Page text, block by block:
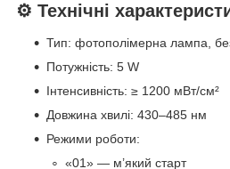
⚙️ Технічні
Тип: фотополімерна лампа,
Потужність: 5 W
Інтенсивність: ≥ 1200 мВт/см²
Довжина хвилі: 430–485 нм
Режими роботи:
«01» — м’який старт